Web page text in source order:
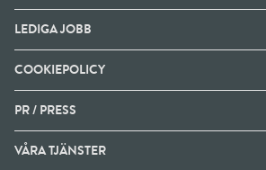
LEDIGA JOBB
COOKIEPOLICY
PR / PRESS
VÅRA TJÄNSTER